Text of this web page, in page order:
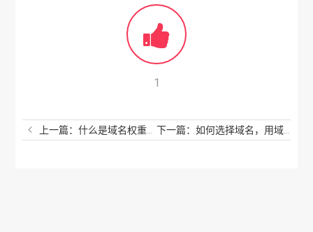
1
上一篇：什么是域名权重，哪些域名后缀的权重会更高呢？